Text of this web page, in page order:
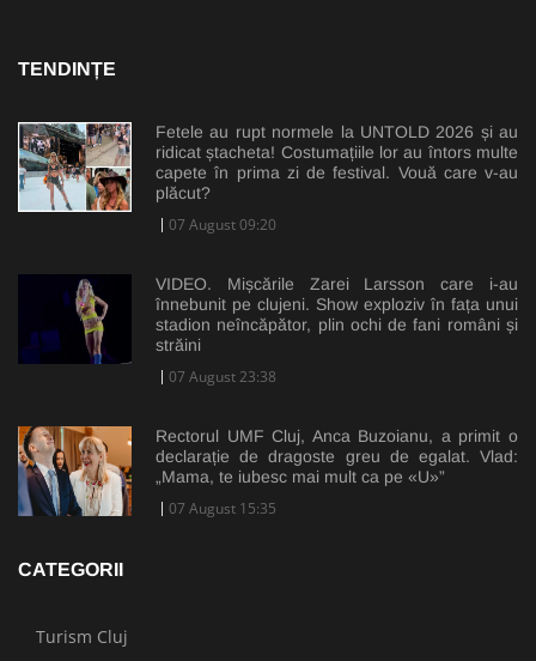
TENDINȚE
Fetele au rupt normele la UNTOLD 2026 și au
ridicat ștacheta! Costumațiile lor au întors multe
capete în prima zi de festival. Vouă care v-au
plăcut?
07 August 09:20
VIDEO. Mișcările Zarei Larsson care i-au
înnebunit pe clujeni. Show exploziv în fața unui
stadion neîncăpător, plin ochi de fani români și
străini
07 August 23:38
Rectorul UMF Cluj, Anca Buzoianu, a primit o
declarație de dragoste greu de egalat. Vlad:
„Mama, te iubesc mai mult ca pe «U»”
07 August 15:35
CATEGORII
Turism Cluj